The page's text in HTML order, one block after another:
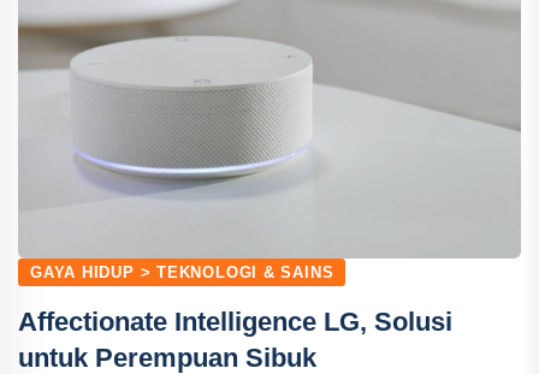
GAYA HIDUP > TEKNOLOGI & SAINS
Affectionate Intelligence LG, Solusi
untuk Perempuan Sibuk